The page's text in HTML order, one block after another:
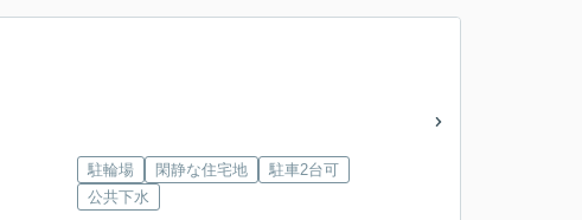
駐輪場 閑静な住宅地
駐車2台可
公共下水